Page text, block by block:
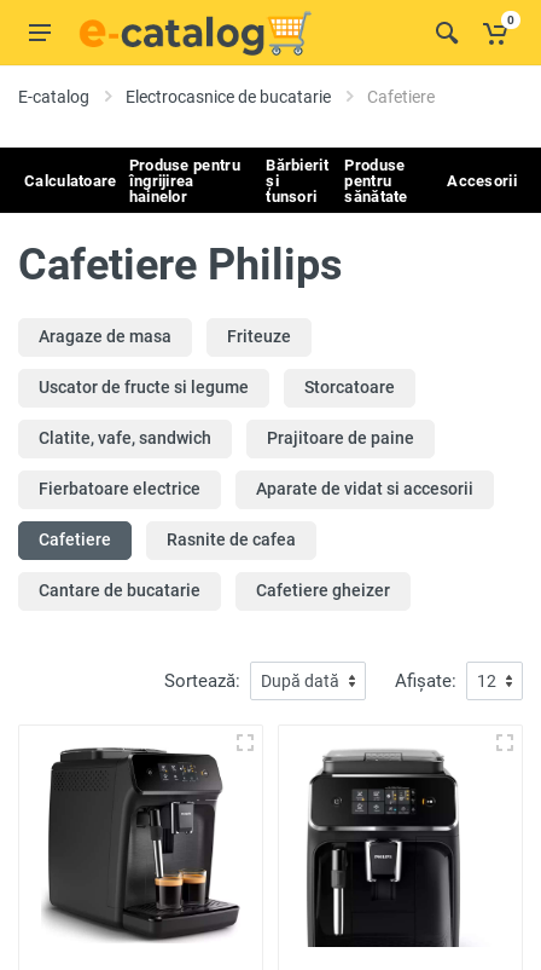
0
E-catalog Electrocasnice de bucatarie Cafetiere
Calculatoare
Produse pentru
îngrijirea
hainelor
Bărbierit
și
tunsori
Produse
pentru
sănătate
Accesorii
Cafetiere Philips
Aragaze de masa Friteuze
Uscator de fructe si legume Storcatoare
Clatite, vafe, sandwich Prajitoare de paine
Fierbatoare electrice Aparate de vidat si accesorii
Cafetiere Rasnite de cafea
Cantare de bucatarie Cafetiere gheizer
Sortează: Afișate: